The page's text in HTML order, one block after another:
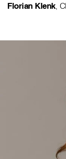
Florian Klenk,